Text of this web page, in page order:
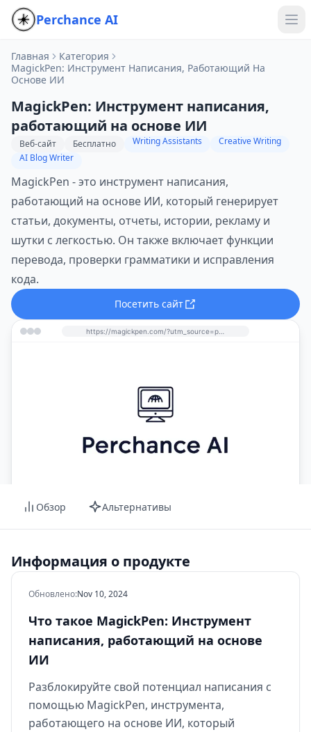
Perchance AI
Главная
Категория
MagickPen: Инструмент Написания, Работающий На
Основе ИИ
MagickPen: Инструмент написания,
работающий на основе ИИ
Веб-сайт Бесплатно Writing Assistants
Creative Writing
AI Blog Writer
MagickPen - это инструмент написания,
работающий на основе ИИ, который генерирует
статьи, документы, отчеты, истории, рекламу и
шутки с легкостью. Он также включает функции
перевода, проверки грамматики и исправления
кода.
Посетить сайт
Обзор Альтернативы
Информация о продукте
Обновлено:Nov 10, 2024
Что такое MagickPen: Инструмент
написания, работающий на основе
ИИ
Разблокируйте свой потенциал написания с
помощью MagickPen, инструмента,
работающего на основе ИИ, который